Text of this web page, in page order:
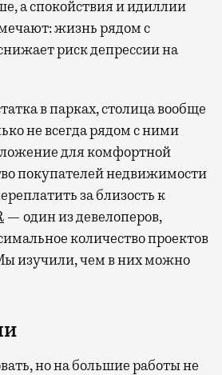
а спокойствия и идиллии
жизнь рядом с
риск депрессии на
в парках, столица вообще
не всегда рядом с ними
для комфортной
покупателей недвижимости
за близость к
— один из девелоперов,
количество проектов
изучили, чем в них можно
но на большие работы не